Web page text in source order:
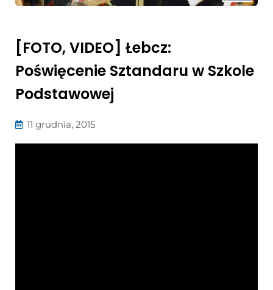
[FOTO, VIDEO] Łebcz:
Poświęcenie Sztandaru w Szkole
Podstawowej
11 grudnia, 2015